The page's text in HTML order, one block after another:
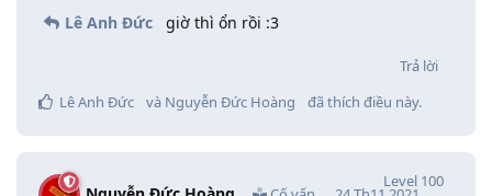
Lê Anh Đức giờ thì ổn rồi :3
Trả lời
Lê Anh Đức
và Nguyễn Đức Hoàng đã thích điều này.
Level 100